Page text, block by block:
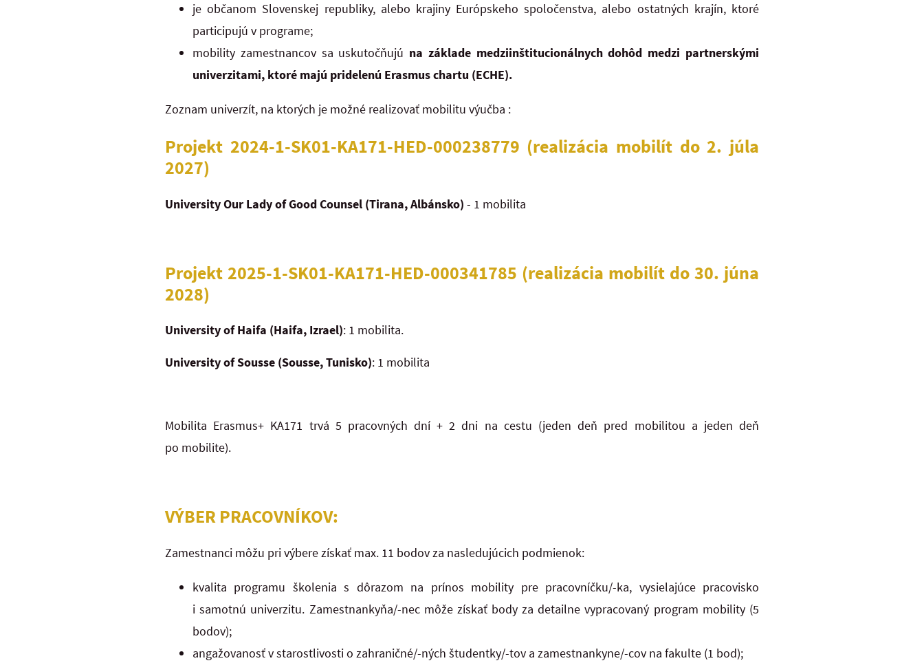
je občanom Slovenskej republiky, alebo krajiny Európskeho spoločenstva, alebo ostatných krajín, ktoré
participujú v programe;
mobility zamestnancov sa uskutočňujú na základe medziinštitucionálnych dohôd medzi partnerskými
univerzitami, ktoré majú pridelenú Erasmus chartu (ECHE).
Zoznam univerzít, na ktorých je možné realizovať mobilitu výučba :
Projekt 2024-1-SK01-KA171-HED-000238779 (realizácia mobilít do 2. júla
2027)
University Our Lady of Good Counsel (Tirana, Albánsko) - 1 mobilita
Projekt 2025-1-SK01-KA171-HED-000341785 (realizácia mobilít do 30. júna
2028)
University of Haifa (Haifa, Izrael): 1 mobilita.
University of Sousse (Sousse, Tunisko): 1 mobilita
Mobilita Erasmus+ KA171 trvá 5 pracovných dní + 2 dni na cestu (jeden deň pred mobilitou a jeden deň
po mobilite).
VÝBER PRACOVNÍKOV:
Zamestnanci môžu pri výbere získať max. 11 bodov za nasledujúcich podmienok:
kvalita programu školenia s dôrazom na prínos mobility pre pracovníčku/-ka, vysielajúce pracovisko
i samotnú univerzitu. Zamestnankyňa/-nec môže získať body za detailne vypracovaný program mobility (5
bodov);
angažovanosť v starostlivosti o zahraničné/-ných študentky/-tov a zamestnankyne/-cov na fakulte (1 bod);